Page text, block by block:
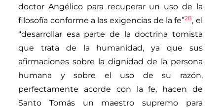
doctor Angélico para recuperar un uso de la
filosofía conforme a las exigencias de la fe”28, el
“desarrollar esa parte de la doctrina tomista
que trata de la humanidad, ya que sus
afirmaciones sobre la dignidad de la persona
humana y sobre el uso de su razón,
perfectamente acorde con la fe, hacen de
Santo Tomás un maestro supremo para